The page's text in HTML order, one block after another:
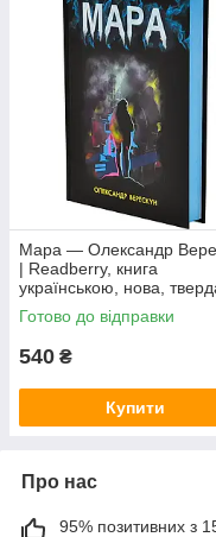
Мара — Олександр
| Readberry, книга
українською, нова,
Готово до відправки
540 ₴
Купити
Про нас
95% позитивних з